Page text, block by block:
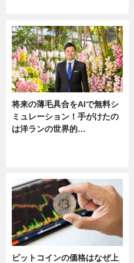
将来の薄毛具合をAIで無料シ
ミュレーション！手がけたの
は洋ランの世界的…
ビットコインの価格はなぜ上